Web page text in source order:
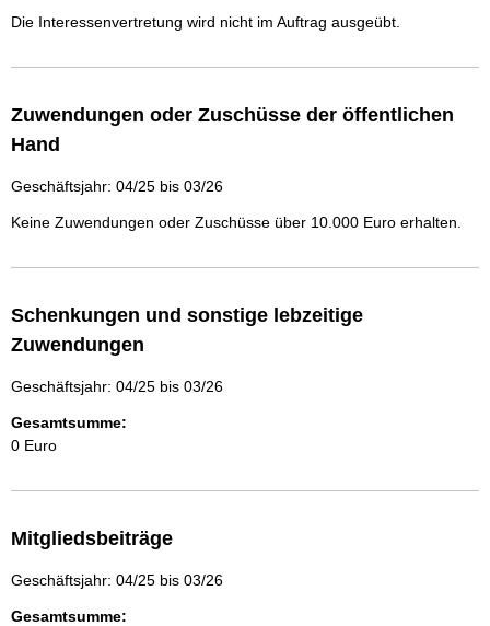
Die Interessenvertretung wird nicht im Auftrag ausgeübt.
Zuwendungen oder Zuschüsse der öffentlichen
Hand
Geschäftsjahr: 04/25 bis 03/26
Keine Zuwendungen oder Zuschüsse über 10.000 Euro erhalten.
Schenkungen und sonstige lebzeitige
Zuwendungen
Geschäftsjahr: 04/25 bis 03/26
Gesamtsumme:
0 Euro
Mitgliedsbeiträge
Geschäftsjahr: 04/25 bis 03/26
Gesamtsumme: